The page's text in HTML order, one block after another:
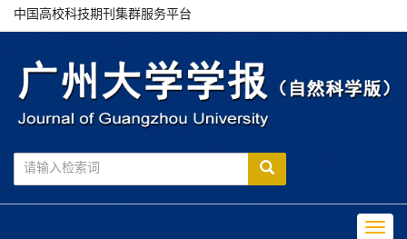
中国高校科技期刊集群服务平台